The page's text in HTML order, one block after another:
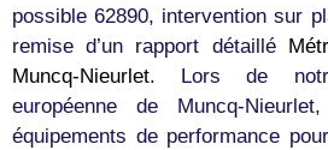
possible 62890, intervention sur
remise d’un rapport détaillé
Muncq-Nieurlet. Lors de
européenne de Muncq-
équipements de performance